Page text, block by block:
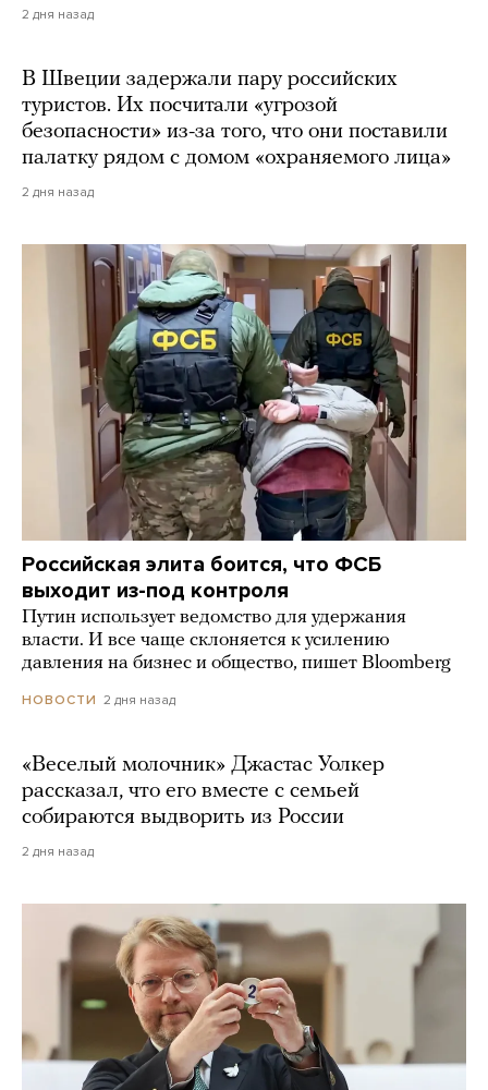
2 дня назад
В Швеции задержали пару российских
туристов. Их посчитали «угрозой
безопасности» из-за того, что они поставили
палатку рядом с домом «охраняемого лица»
2 дня назад
Российская элита боится, что ФСБ
выходит из-под контроля
Путин использует ведомство для удержания
власти. И все чаще склоняется к усилению
давления на бизнес и общество, пишет Bloomberg
НОВОСТИ 2 дня назад
«Веселый молочник» Джастас Уолкер
рассказал, что его вместе с семьей
собираются выдворить из России
2 дня назад